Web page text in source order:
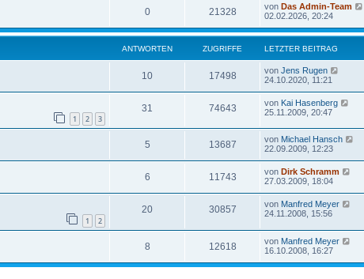
0 21328 von Das Admin-Team
02.02.2026, 20:24
ANTWORTEN ZUGRIFFE LETZTER BEITRAG
10 17498 von Jens Rugen
24.10.2020, 11:21
1 2 3
31 74643 von Kai Hasenberg
25.11.2009, 20:47
5 13687 von Michael Hansch
22.09.2009, 12:23
6 11743 von Dirk Schramm
27.03.2009, 18:04
1 2
20 30857 von Manfred Meyer
24.11.2008, 15:56
8 12618 von Manfred Meyer
16.10.2008, 16:27